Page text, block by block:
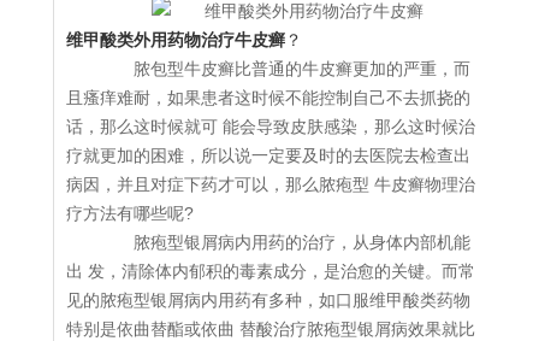
维甲酸类外用药物治疗牛皮癣 ？
脓包型牛皮癣比普通的牛皮癣更加的严重，而
且瘙痒难耐，如果患者这时候不能控制自己不去抓挠的
话，那么这时候就可 能会导致皮肤感染，那么这时候治
疗就更加的困难，所以说一定要及时的去医院去检查出
病因，并且对症下药才可以，那么脓疱型 牛皮癣物理治
疗方法有哪些呢?
脓疱型银屑病内用药的治疗，从身体内部机能
出 发，清除体内郁积的毒素成分，是治愈的关键。而常
见的脓疱型银屑病内用药有多种，如口服维甲酸类药物
特别是依曲替酯或依曲 替酸治疗脓疱型银屑病效果就比